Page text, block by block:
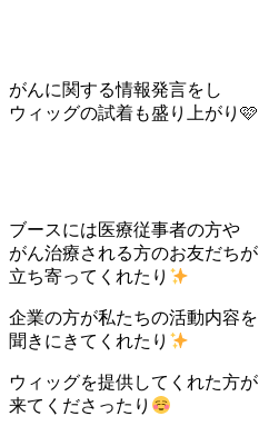
がんに関する情報発言をし
ウィッグの試着も盛り上がり🩷
ブースには医療従事者の方や
がん治療される方のお友だちが
立ち寄ってくれたり
企業の方が私たちの活動内容を
聞きにきてくれたり
ウィッグを提供してくれた方が
来てくださったり